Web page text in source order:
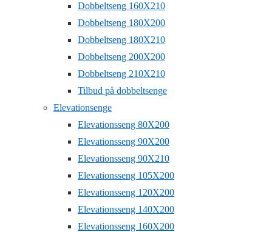
Dobbeltseng 160X210
Dobbeltseng 180X200
Dobbeltseng 180X210
Dobbeltseng 200X200
Dobbeltseng 210X210
Tilbud på dobbeltsenge
Elevationsenge
Elevationsseng 80X200
Elevationsseng 90X200
Elevationsseng 90X210
Elevationsseng 105X200
Elevationsseng 120X200
Elevationsseng 140X200
Elevationsseng 160X200